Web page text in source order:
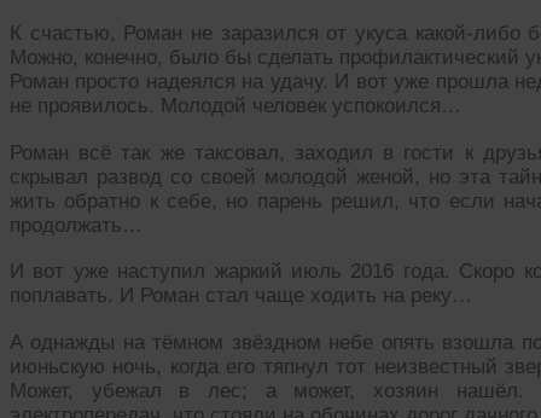
К счастью, Роман не заразился от укуса какой-
Можно, конечно, было бы сделать профилактический
Роман просто надеялся на удачу. И вот уже прошла
не проявилось. Молодой человек успокоился…
Роман всё так же таксовал, заходил в гости к
скрывал развод со своей молодой женой, но эта
жить обратно к себе, но парень решил, что если
продолжать…
И вот уже наступил жаркий июль 2016 года. Скоро
поплавать. И Роман стал чаще ходить на реку…
А однажды на тёмном звёздном небе опять взошла
июньскую ночь, когда его тяпнул тот неизвестный
Может, убежал в лес; а может, хозяин нашёл.